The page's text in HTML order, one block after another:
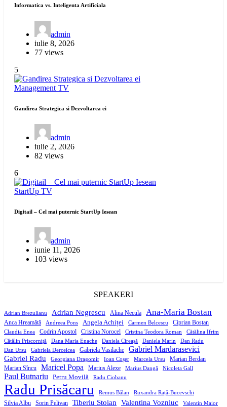
Informatica vs. Inteligenta Artificiala
admin
iulie 8, 2026
77 views
5
Management TV
Gandirea Strategica si Dezvoltarea ei
admin
iulie 2, 2026
82 views
6
StartUp TV
Digitail – Cel mai puternic StartUp Iesean
admin
iunie 11, 2026
103 views
SPEAKERI
Adrian Brezulianu Adrian Negrescu Alina Necula Ana-Maria Bostan
Anca Hreamătă Andreea Pons Angela Achiței Carmen Belcescu Ciprian Bostan
Claudia Enea Codrin Apostol Cristina Norocel Cristina Teodora Roman
Cătălina Ifrim
Cătălin Priscorniță
Dana Maria Enache Daniela Cireașă Daniela Marin
Dan Radu
Dan Ursu
Gabriela Derceicea Gabriela Vasilache Gabriel Mardarasevici
Gabriel Radu Georgiana Dragomir Ioan Coșer Marcela Ursu
Marian Berdan
Marian Sîncu
Maricel Popa Marius Alexe Marius Dangă Nicoleta Gall
Paul Butnariu Petru Movilă Radu Ciobanu
Radu Prisăcaru Remus Bălan Ruxandra Rață-Bucevschi
Silvia Albu Sorin Pelivan Tiberiu Stoian Valentina Vozniuc Valentin Maior